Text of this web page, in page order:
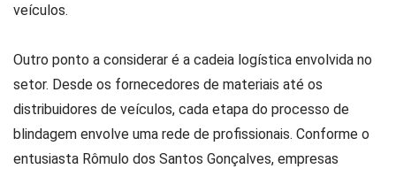
veículos.
Outro ponto a considerar é a cadeia logística envolvida no
setor. Desde os fornecedores de materiais até os
distribuidores de veículos, cada etapa do processo de
blindagem envolve uma rede de profissionais. Conforme o
entusiasta Rômulo dos Santos Gonçalves, empresas